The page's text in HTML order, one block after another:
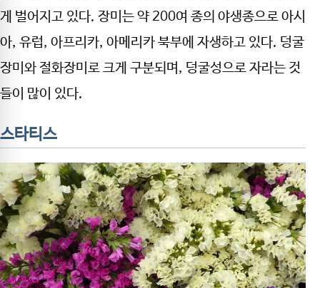
게 벌어지고 있다. 장미는 약 200여 종의 야생종으로 아시
아, 유럽, 아프리카, 아메리카 북부에 자생하고 있다. 덩굴
장미와 절화장미로 크게 구분되며, 덩굴성으로 자라는 것
들이 많이 있다.
스타티스